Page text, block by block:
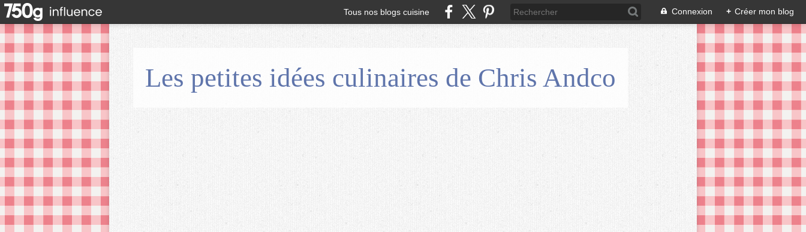
Tous nos blogs cuisine Connexion + Créer mon blog
Les petites idées culinaires de Chris Andco